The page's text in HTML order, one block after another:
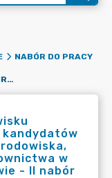
NABÓR DO PRACY
OGŁOSZENIE O WOLNYM STANOWISKU URZĘDNICZYM ORAZ O NABORZE KANDYDATÓW NA STANOWISKO DS. OCHRONY ŚRODOWISKA, GOSPODARKI ODPADAMI I DROGOWNICTWA W URZĘDZIE MIEJSKIM W ZAWIDOWIE - II NABÓR
kandydatów
w
- II nabór